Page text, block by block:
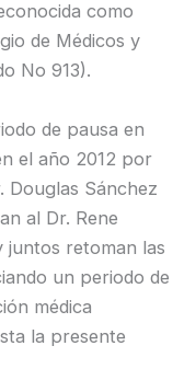
como
de Médicos y
No 913).
de pausa en
el año 2012 por
Douglas Sánchez
al Dr. Rene
juntos retoman las
un periodo de
médica
la presente